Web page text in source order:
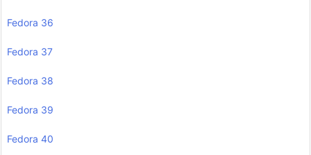
Fedora 36
Fedora 37
Fedora 38
Fedora 39
Fedora 40